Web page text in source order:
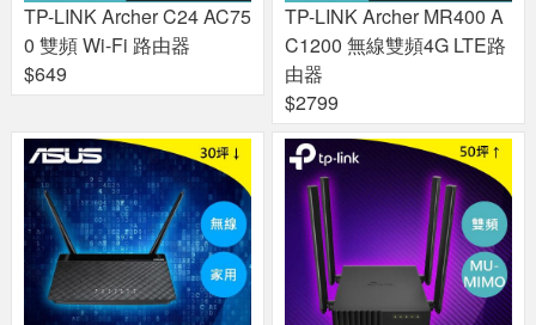
TP-LINK Archer C24 AC75
0 雙頻 Wi-Fi 路由器
$649
TP-LINK Archer MR400 A
C1200 無線雙頻4G LTE路
由器
$2799